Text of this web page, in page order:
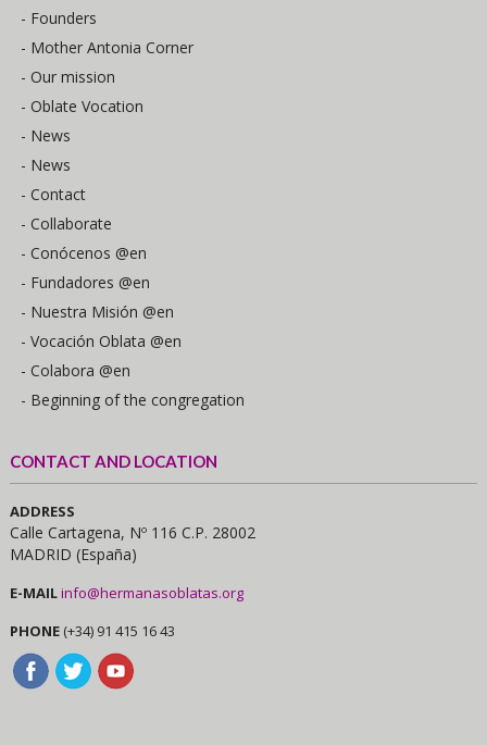
- Founders
- Mother Antonia Corner
- Our mission
- Oblate Vocation
- News
- News
- Contact
- Collaborate
- Conócenos @en
- Fundadores @en
- Nuestra Misión @en
- Vocación Oblata @en
- Colabora @en
- Beginning of the congregation
CONTACT AND LOCATION
ADDRESS
Calle Cartagena, Nº 116 C.P. 28002
MADRID (España)
E-MAILinfo@hermanasoblatas.org
PHONE (+34) 91 415 16 43